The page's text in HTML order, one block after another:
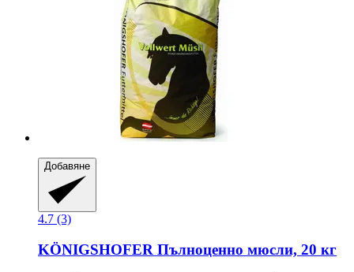
Добавяне
4.7 (3)
KÖNIGSHOFER Пълноценно мюсли, 20 кг